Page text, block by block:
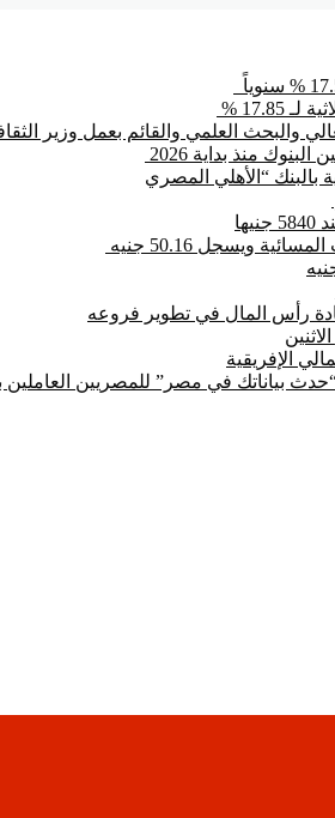
%
والبحث العلمي والقائم بعمل وزير
بالبنك “الأهلي المصري
ويسجل 50.16 جنيه
الإفريقية
بياناتك في مصر” للمصريين العاملين